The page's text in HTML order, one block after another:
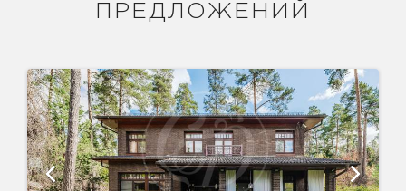
ПРЕДЛОЖЕНИЙ